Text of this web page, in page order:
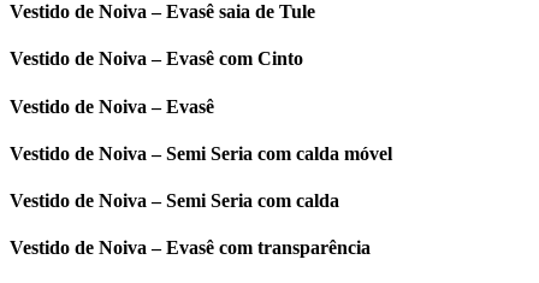
Vestido de Noiva – Evasê saia de Tule
Vestido de Noiva – Evasê com Cinto
Vestido de Noiva – Evasê
Vestido de Noiva – Semi Seria com calda móvel
Vestido de Noiva – Semi Seria com calda
Vestido de Noiva – Evasê com transparência